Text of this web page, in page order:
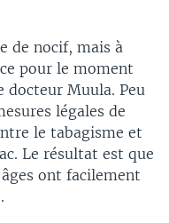
de nocif, mais à
pour le moment
docteur Muula. Peu
légales de
le tabagisme et
Le résultat est que
ont facilement